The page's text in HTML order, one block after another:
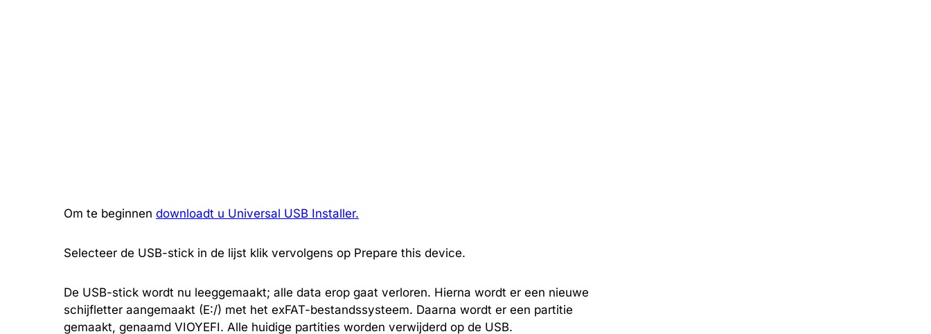
Om te beginnen downloadt u Universal USB Installer.
Selecteer de USB-stick in de lijst klik vervolgens op Prepare this device.
De USB-stick wordt nu leeggemaakt; alle data erop gaat verloren. Hierna wordt er een nieuwe
schijfletter aangemaakt (E:/) met het exFAT-bestandssysteem. Daarna wordt er een partitie
gemaakt, genaamd VIOYEFI. Alle huidige partities worden verwijderd op de USB.